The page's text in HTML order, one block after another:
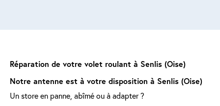
Réparation de votre volet roulant à Senlis (Oise)
Notre antenne est à votre disposition à Senlis (Oise)
Un store en panne, abîmé ou à adapter ?